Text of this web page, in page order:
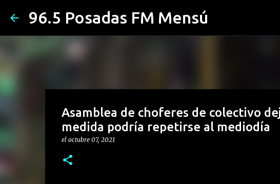
96.5 Posadas FM Mensú
Asamblea de choferes de colectivo
medida podría repetirse al mediodía
el octubre 07, 2021